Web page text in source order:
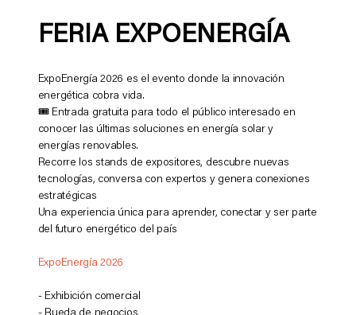
ExpoEnergía 2026 es el evento donde la innovación
energética cobra vida.
🎟️ Entrada gratuita para todo el público interesado en
conocer las últimas soluciones en energía solar y
energías renovables.
Recorre los stands de expositores, descubre nuevas
tecnologías, conversa con expertos y genera conexiones
estratégicas
Una experiencia única para aprender, conectar y ser parte
del futuro energético del país
ExpoEnergía 2026
- Exhibición comercial
FERIA EXPOENERGÍA